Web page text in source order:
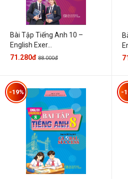
Bài Tập Tiếng Anh 10 –
English Exer...
71.280đ 88.000đ
-19% -